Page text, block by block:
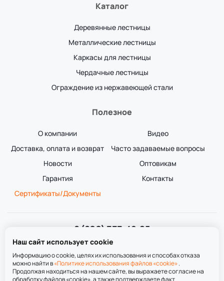
Каталог
Деревянные лестницы
Металлические лестницы
Каркасы для лестницы
Чердачные лестницы
Ограждение из нержавеющей стали
Полезное
О компании
Доставка, оплата и возврат
Новости
Гарантия
Сертификаты/Документы
Видео
Часто задаваемые вопросы
Оптовикам
Контакты
8 (800) 333-49-25
Звонок бесплатный
пн-пт 8:00-20:00
сб-вс 9:00-20:00
Наш сайт использует cookie
Информацию о cookie, целях их использования и способах отказа
можно найти в«Политике использования файлов «cookie».
Продолжая находиться на нашем сайте, вы выражаете согласие на
обработку файлов «cookie», а также подтверждаете факт